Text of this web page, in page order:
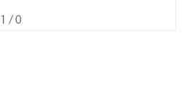
1 / 0